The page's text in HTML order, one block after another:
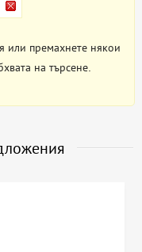
или премахнете някои
на търсене.